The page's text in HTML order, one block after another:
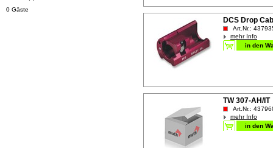
0 Gäste
DCS Drop
Art.Nr.:
mehr Info
TW 307-AH/IT
Art.Nr.:
mehr Info